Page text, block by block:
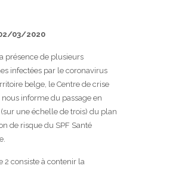
03/2020
présence de plusieurs
infectées par le coronavirus
belge, le Centre de crise
informe du passage en
(sur une échelle de trois) du plan
de risque du SPF Santé
2 consiste à contenir la